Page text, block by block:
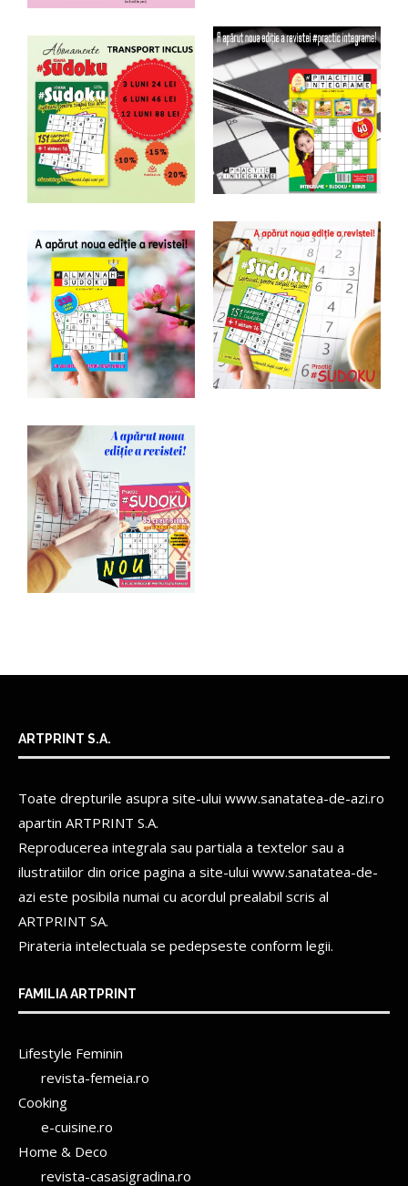
ARTPRINT S.A.
Toate drepturile asupra site-ului www.sanatatea-de-azi.ro
apartin ARTPRINT S.A.
Reproducerea integrala sau partiala a textelor sau a
ilustratiilor din orice pagina a site-ului www.sanatatea-de-
azi este posibila numai cu acordul prealabil scris al
ARTPRINT SA.
Pirateria intelectuala se pedepseste conform legii.
FAMILIA ARTPRINT
Lifestyle Feminin
revista-femeia.ro
Cooking
e-cuisine.ro
Home & Deco
revista-casasigradina.ro